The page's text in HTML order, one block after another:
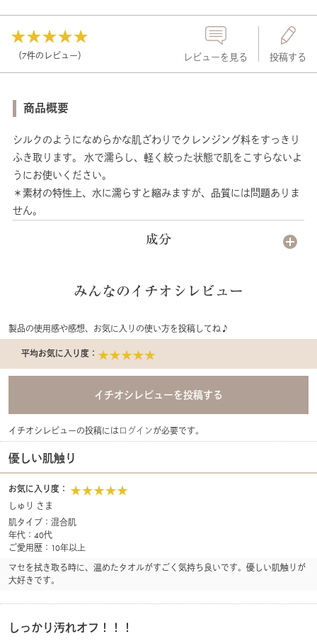
（7件のレビュー） レビューを見る 投稿する
商品概要
シルクのようになめらかな肌ざわりでクレンジング料をすっきり
ふき取ります。 水で濡らし、軽く絞った状態で肌をこすらないよ
うにお使いください。
＊素材の特性上、水に濡らすと縮みますが、品質には問題ありま
せん。
成分
みんなのイチオシレビュー
製品の使用感や感想、お気に入りの使い方を投稿してね♪
平均お気に入り度：
イチオシレビューの投稿にはログインが必要です。
優しい肌触り
お気に入り度：
しゅり さま
肌タイプ：混合肌
年代：40代
ご愛用歴：10年以上
マセを拭き取る時に、温めたタオルがすごく気持ち良いです。優しい肌触りが
大好きです。
しっかり汚れオフ！！！